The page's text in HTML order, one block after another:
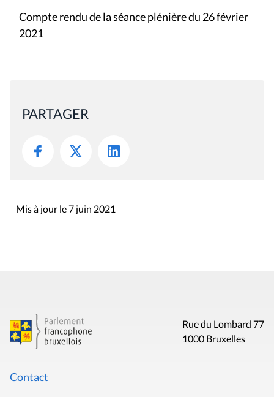
Compte rendu de la séance plénière du 26 février
2021
PARTAGER
Mis à jour le 7 juin 2021
Rue du Lombard 77
1000 Bruxelles
Contact